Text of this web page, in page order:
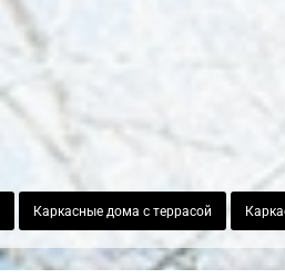
Каркасные дома с террасой